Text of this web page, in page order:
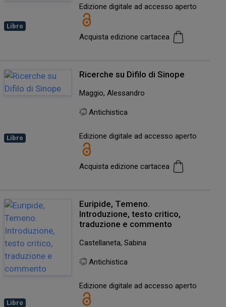
Libro
Edizione digitale ad accesso aperto
Acquista edizione cartacea
Libro
Ricerche su Difilo di Sinope
Maggio, Alessandro
Antichistica
Edizione digitale ad accesso aperto
Acquista edizione cartacea
Libro
Euripide, Temeno.
Introduzione, testo critico,
traduzione e commento
Castellaneta, Sabina
Antichistica
Edizione digitale ad accesso aperto